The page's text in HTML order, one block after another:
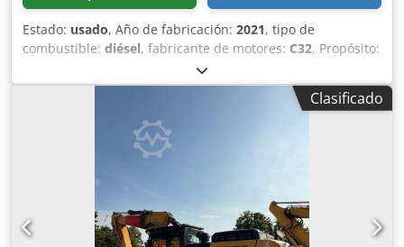
Estado: usado, Año de fabricación: 2021, tipo de
combustible: diésel, fabricante de motores: C32, Propósito:
Construcción Peso vacío: 18.221 kg Potencia del generador:
1.100 kVA Chjdpfx Aiovyn A Ue Aea Dimensiones de
transporte (L x An x Al): contenedor HC de 20 pies Póngase
en contacto con el Departamento de Ventas para obtener
más información. Más de 85 años de experiencia en ventas
en los Países Bajos. Un equipo de expertos que buscan
soluciones individuales para sus necesidades. 1000 horas
o 1 año de garantía: seguridad óptima. Disponible las 24
horas del día, los siete días de la semana. Servicio rápido.
Gran stock, disponible para entrega inmediata.
Clasificado